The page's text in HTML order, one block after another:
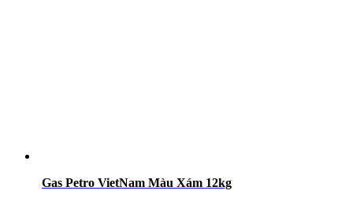
Gas Petro VietNam Màu Xám 12kg